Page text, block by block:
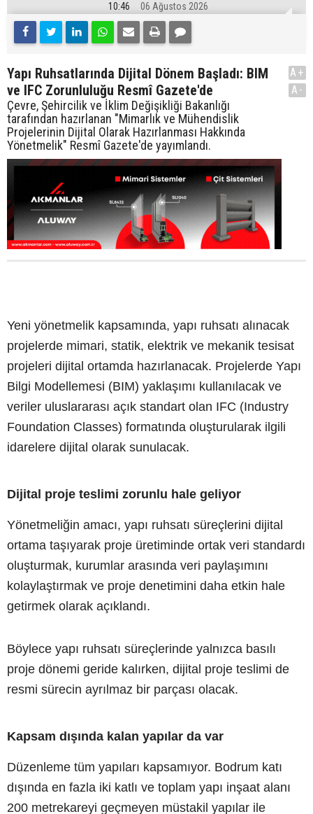
10:46 06 Ağustos 2026
Yapı Ruhsatlarında Dijital Dönem Başladı: BIM
ve IFC Zorunluluğu Resmî Gazete'de
Çevre, Şehircilik ve İklim Değişikliği Bakanlığı
tarafından hazırlanan "Mimarlık ve Mühendislik
Projelerinin Dijital Olarak Hazırlanması Hakkında
Yönetmelik" Resmî Gazete'de yayımlandı.
A+
A-
Yeni yönetmelik kapsamında, yapı ruhsatı alınacak
projelerde mimari, statik, elektrik ve mekanik tesisat
projeleri dijital ortamda hazırlanacak. Projelerde Yapı
Bilgi Modellemesi (BIM) yaklaşımı kullanılacak ve
veriler uluslararası açık standart olan IFC (Industry
Foundation Classes) formatında oluşturularak ilgili
idarelere dijital olarak sunulacak.
Dijital proje teslimi zorunlu hale geliyor
Yönetmeliğin amacı, yapı ruhsatı süreçlerini dijital
ortama taşıyarak proje üretiminde ortak veri standardı
oluşturmak, kurumlar arasında veri paylaşımını
kolaylaştırmak ve proje denetimini daha etkin hale
getirmek olarak açıklandı.
Böylece yapı ruhsatı süreçlerinde yalnızca basılı
proje dönemi geride kalırken, dijital proje teslimi de
resmi sürecin ayrılmaz bir parçası olacak.
Kapsam dışında kalan yapılar da var
Düzenleme tüm yapıları kapsamıyor. Bodrum katı
dışında en fazla iki katlı ve toplam yapı inşaat alanı
200 metrekareyi geçmeyen müstakil yapılar ile